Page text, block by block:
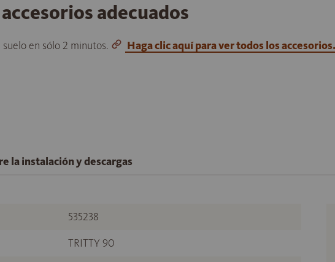
adecuados
en sólo 2 minutos. Haga clic aquí para ver todos los accesorios.
la instalación y descargas
535238
TRITTY 90